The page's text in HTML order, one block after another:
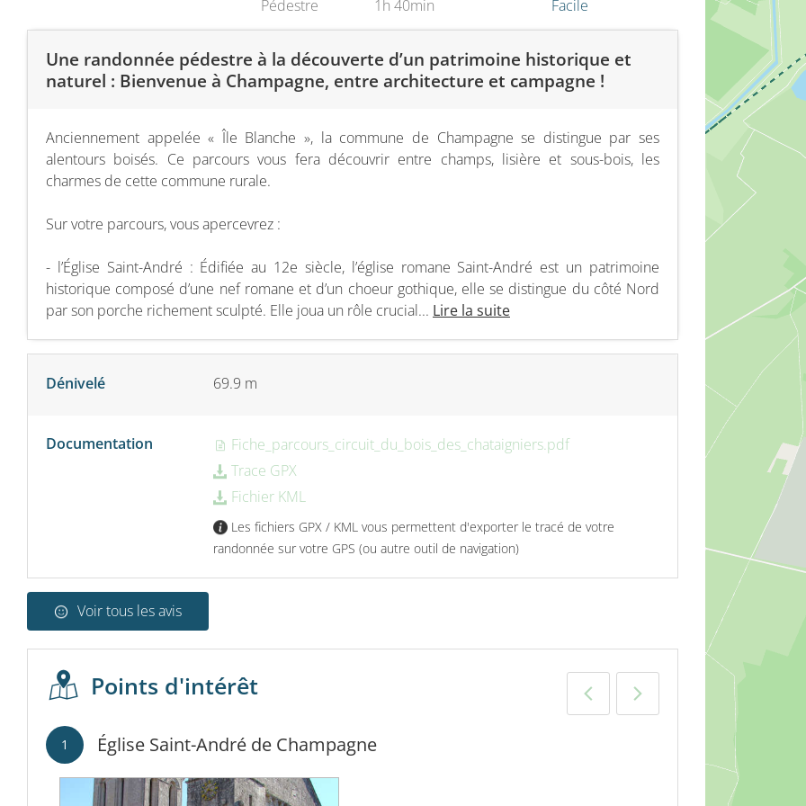
Pédestre 1h 40min Facile
Une randonnée pédestre à la découverte d’un patrimoine historique et
naturel : Bienvenue à Champagne, entre architecture et campagne !
Anciennement appelée « Île Blanche », la commune de Champagne se distingue par ses
alentours boisés. Ce parcours vous fera découvrir entre champs, lisière et sous-bois, les
charmes de cette commune rurale.
Sur votre parcours, vous apercevrez :
- l’Église Saint-André : Édifiée au 12e siècle, l’église romane Saint-André est un patrimoine
historique composé d’une nef romane et d’un choeur gothique, elle se distingue du côté Nord
par son porche richement sculpté. Elle joua un rôle crucial... Lire la suite
Dénivelé 69.9 m
Documentation
Fiche_parcours_circuit_du_bois_des_chataigniers.pdf
Trace GPX
Fichier KML
Les fichiers GPX / KML vous permettent d'exporter le tracé de votre
randonnée sur votre GPS (ou autre outil de navigation)
Voir tous les avis
Points d'intérêt
1 Église Saint-André de Champagne
2